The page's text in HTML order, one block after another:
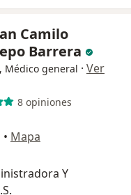
Camilo
Barrera
Médico general · Ver
8 opiniones
• Mapa
Y